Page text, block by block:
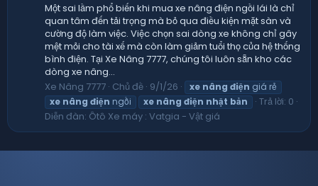
Một sai lầm phổ biến khi mua xe nâng điện ngồi lái là chỉ
quan tâm đến tải trọng mà bỏ qua điều kiện mặt sàn và
cường độ làm việc. Việc chọn sai dòng xe không chỉ gây
mệt mỏi cho tài xế mà còn làm giảm tuổi thọ của hệ thống
bình điện. Tại Xe Nâng 7777, chúng tôi luôn sẵn kho các
dòng xe nâng...
Xe Nâng 7777 Chủ đề 9/1/26 xe nâng điện giá rẻ
xe nâng điện ngồi xe nâng điện nhật bản
Trả lời: 0
Diễn đàn: Ôtô Xe máy : Vatgia - Vật giá